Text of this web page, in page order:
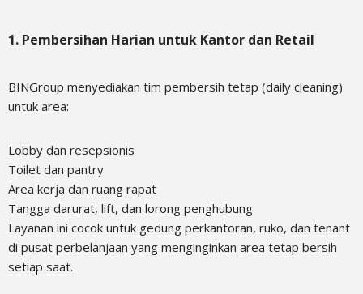
1. Pembersihan Harian untuk Kantor dan Retail
BINGroup menyediakan tim pembersih tetap (daily cleaning)
untuk area:
Lobby dan resepsionis
Toilet dan pantry
Area kerja dan ruang rapat
Tangga darurat, lift, dan lorong penghubung
Layanan ini cocok untuk gedung perkantoran, ruko, dan tenant
di pusat perbelanjaan yang menginginkan area tetap bersih
setiap saat.